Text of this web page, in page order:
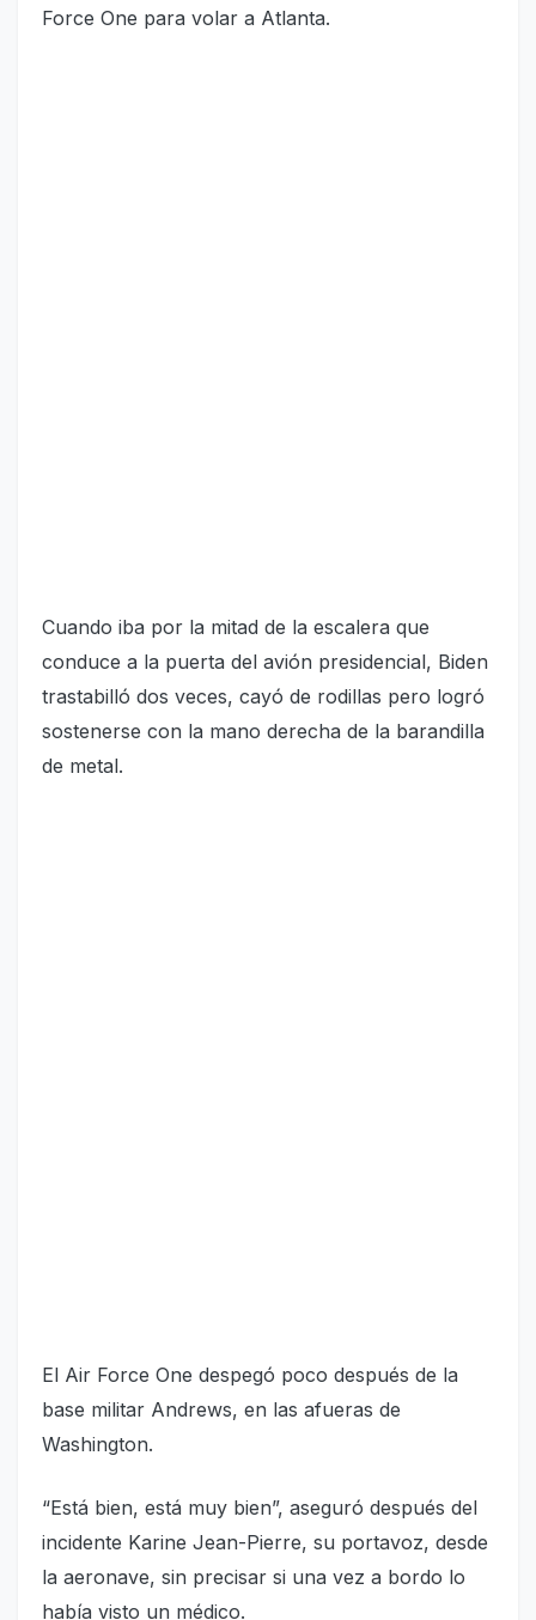
Force One para volar a Atlanta.
Cuando iba por la mitad de la escalera que
conduce a la puerta del avión presidencial, Biden
trastabilló dos veces, cayó de rodillas pero logró
sostenerse con la mano derecha de la barandilla
de metal.
El Air Force One despegó poco después de la
base militar Andrews, en las afueras de
Washington.
“Está bien, está muy bien”, aseguró después del
incidente Karine Jean-Pierre, su portavoz, desde
la aeronave, sin precisar si una vez a bordo lo
había visto un médico.